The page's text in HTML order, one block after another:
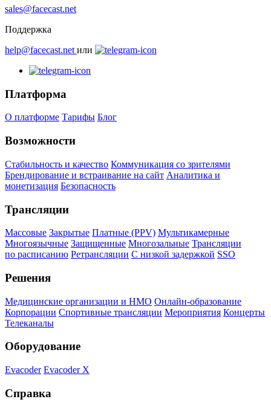
sales@facecast.net
Поддержка
help@facecast.net или
Платформа
О платформе Тарифы Блог
Возможности
Стабильность и качество Коммуникация со зрителями
Брендирование и встраивание на сайт Аналитика и
монетизация Безопасность
Трансляции
Массовые Закрытые Платные (PPV) Мультикамерные
Многоязычные Защищенные Многозальные Трансляции
по расписанию Ретрансляции С низкой задержкой SSO
Решения
Медицинские организации и НМО Онлайн-образование
Корпорации Спортивные трансляции Мероприятия Концерты
Телеканалы
Оборудование
Evacoder Evacoder X
Справка